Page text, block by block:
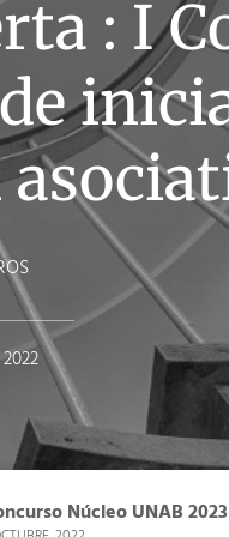
: I
2022
Núcleo UNAB 2023